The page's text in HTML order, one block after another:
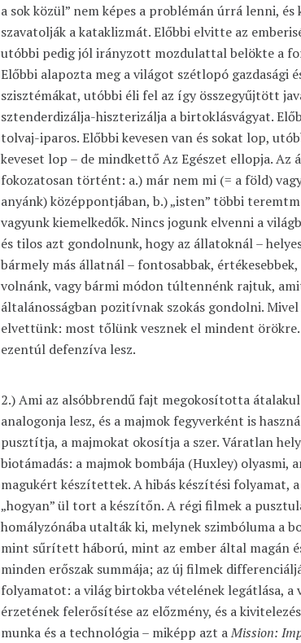
a sok közül” nem képes a problémán úrrá lenni, és
szavatolják a kataklizmát. Előbbi elvitte az
utóbbi pedig jól irányzott mozdulattal belökte a
Előbbi alapozta meg a világot szétlopó gazdasági
szisztémákat, utóbbi éli fel az így összegyűjtött
sztenderdizálja-hiszterizálja a birtoklásvágyat.
tolvaj-iparos. Előbbi kevesen van és sokat lop,
keveset lop – de mindkettő Az Egészet ellopja. Az
fokozatosan történt: a.) már nem mi (= a föld)
anyánk) középpontjában, b.) „isten” többi
vagyunk kiemelkedők. Nincs jogunk elvenni a
és tilos azt gondolnunk, hogy az állatoknál –
bármely más állatnál – fontosabbak,
volnánk, vagy bármi módon túltennénk rajtuk,
általánosságban pozitívnak szokás gondolni.
elvettünk: most tőlünk vesznek el mindent
ezentúl defenzíva lesz.
2.) Ami az alsóbbrendű fajt megokosította
analogonja lesz, és a majmok fegyverként is
pusztítja, a majmokat okosítja a szer. Váratlan
biotámadás: a majmok bombája (Huxley) olyasmi,
magukért készítettek. A hibás készítési folyamat,
„hogyan” ül tort a készítőn. A régi filmek a
homályzónába utalták ki, melynek szimbóluma a
mint sűrített háború, mint az ember által magán
minden erőszak summája; az új filmek
folyamatot: a világ birtokba vételének legátlása, a
érzetének felerősítése az előzmény, és a
munka és a technológia – miképp azt aMission: